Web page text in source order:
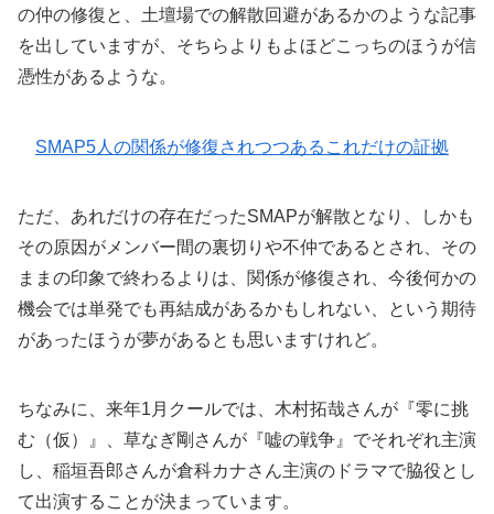
の仲の修復と、土壇場での解散回避があるかのような記事
を出していますが、そちらよりもよほどこっちのほうが信
憑性があるような。
SMAP5人の関係が修復されつつあるこれだけの証拠
ただ、あれだけの存在だったSMAPが解散となり、しかも
その原因がメンバー間の裏切りや不仲であるとされ、その
ままの印象で終わるよりは、関係が修復され、今後何かの
機会では単発でも再結成があるかもしれない、という期待
があったほうが夢があるとも思いますけれど。
ちなみに、来年1月クールでは、木村拓哉さんが『零に挑
む（仮）』、草なぎ剛さんが『嘘の戦争』でそれぞれ主演
し、稲垣吾郎さんが倉科カナさん主演のドラマで脇役とし
て出演することが決まっています。